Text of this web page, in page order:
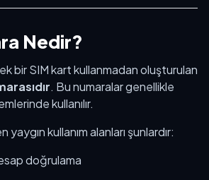
Nedir?
bir SIM kart kullanmadan oluşturulan
. Bu numaralar genellikle
kullanılır.
yaygın kullanım alanları şunlardır:
doğrulama